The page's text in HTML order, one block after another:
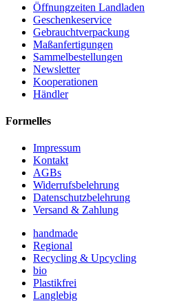
Öffnungzeiten Landladen
Geschenkeservice
Gebrauchtverpackung
Maßanfertigungen
Sammelbestellungen
Newsletter
Kooperationen
Händler
Formelles
Impressum
Kontakt
AGBs
Widerrufsbelehrung
Datenschutzbelehrung
Versand & Zahlung
handmade
Regional
Recycling & Upcycling
bio
Plastikfrei
Langlebig